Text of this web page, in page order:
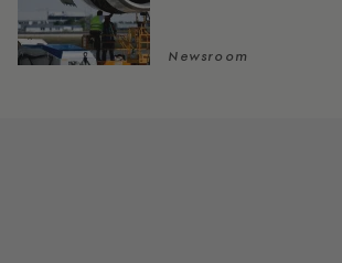
Newsroom